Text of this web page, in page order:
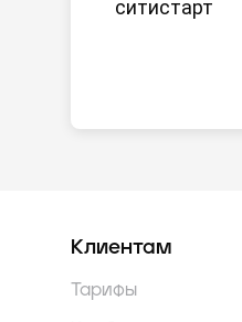
Клиентам
Тарифы